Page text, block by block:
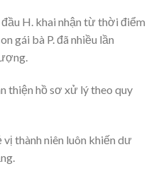
H. khai nhận từ thời điểm
gái bà P. đã nhiều lần
thiện hồ sơ xử lý theo quy
thành niên luôn khiến dư